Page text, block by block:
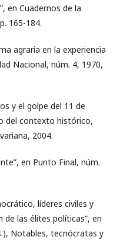
en Cuadernos de la
165-184.
agraria en la experiencia
Nacional, núm. 4, 1970,
y el golpe del 11 de
del contexto histórico,
2004.
en Punto Final, núm.
líderes civiles y
las élites políticas”, en
Notables, tecnócratas y